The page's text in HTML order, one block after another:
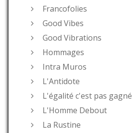
Francofolies
Good Vibes
Good Vibrations
Hommages
Intra Muros
L'Antidote
L'égalité c'est pas gagné
L'Homme Debout
La Rustine